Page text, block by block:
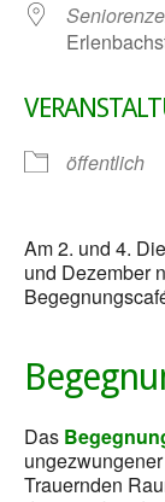
öffentlich
Am 2. und 4.
und Dezember
Das
Trauernden